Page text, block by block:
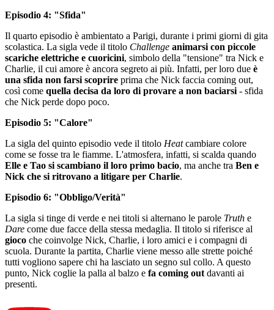
Episodio 4: "Sfida"
Il quarto episodio è ambientato a Parigi, durante i primi giorni di gita
scolastica. La sigla vede il titolo Challenge animarsi con piccole
scariche elettriche e cuoricini, simbolo della "tensione" tra Nick e
Charlie, il cui amore è ancora segreto ai più. Infatti, per loro due è
una sfida non farsi scoprire prima che Nick faccia coming out,
così come quella decisa da loro di provare a non baciarsi - sfida
che Nick perde dopo poco.
Episodio 5: "Calore"
La sigla del quinto episodio vede il titolo Heatcambiare colore
come se fosse tra le fiamme. L'atmosfera, infatti, si scalda quando
Elle e Tao si scambiano il loro primo bacio, ma anche tra Ben e
Nick che si ritrovano a litigare per Charlie.
Episodio 6: "Obbligo/Verità"
La sigla si tinge di verde e nei titoli si alternano le parole Truth e
Dare come due facce della stessa medaglia. Il titolo si riferisce al
gioco che coinvolge Nick, Charlie, i loro amici e i compagni di
scuola. Durante la partita, Charlie viene messo alle strette poiché
tutti vogliono sapere chi ha lasciato un segno sul collo. A questo
punto, Nick coglie la palla al balzo e fa coming out davanti ai
presenti.